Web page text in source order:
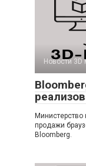
Новости 3D
продажи
Bloomberg.